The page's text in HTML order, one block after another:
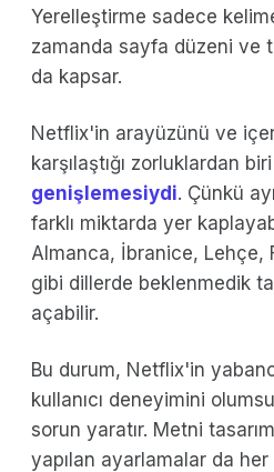
Yerelleştirme sadece
zamanda sayfa düzeni ve
da kapsar.
Netflix'in arayüzünü ve
karşılaştığı zorluklardan biri
genişlemesiydi. Çünkü
farklı miktarda yer
Almanca, İbranice, Lehçe,
gibi dillerde beklenmedik
açabilir.
Bu durum, Netflix'in
kullanıcı deneyimini
sorun yaratır. Metni
yapılan ayarlamalar da